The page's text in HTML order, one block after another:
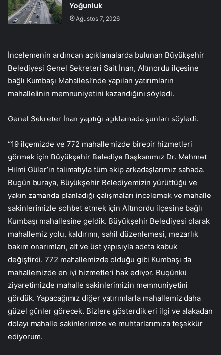
Yoğunluk
Ağustos 7, 2026
İncelemenin ardından açıklamalarda bulunan Büyükşehir
Belediyesi Genel Sekreteri Sait İnan, Altınordu ilçesine
bağlı Kumbaşı Mahallesi’nde yapılan yatırımların
mahallelinin memnuniyetini kazandığını söyledi.
Genel Sekreter İnan yaptığı açıklamada şunları söyledi:
“19 ilçemizde ve 772 mahallemizde birebir hizmetleri
görmek için Büyükşehir Belediye Başkanımız Dr. Mehmet
Hilmi Güler’in talimatıyla tüm ekip arkadaşlarımız sahada.
Bugün buraya, Büyükşehir Belediyemizin yürüttüğü ve
yakın zamanda planladığı çalışmaları incelemek ve mahalle
sakinlerimizle sohbet etmek için Altınordu ilçesine bağlı
Kumbaşı mahallesine geldik. Büyükşehir Belediyesi olarak
mahallemiz yolu, kaldırımı, sahil düzenlemesi, mezarlık
bakım onarımları, alt ve üst yapısıyla adeta kabuk
değiştirdi. 772 mahallemizde olduğu gibi Kumbaşı da
mahallemizde en iyi hizmetleri hak ediyor. Bugünkü
ziyaretimizde mahalle sakinlerimizin memnuniyetini
gördük. Yapacağımız diğer yatırımlarla mahallemiz daha
güzel günler görecek. Bizlere gösterdikleri ilgi ve alakadan
dolayı mahalle sakinlerimize ve muhtarlarımıza teşekkür
ediyorum.